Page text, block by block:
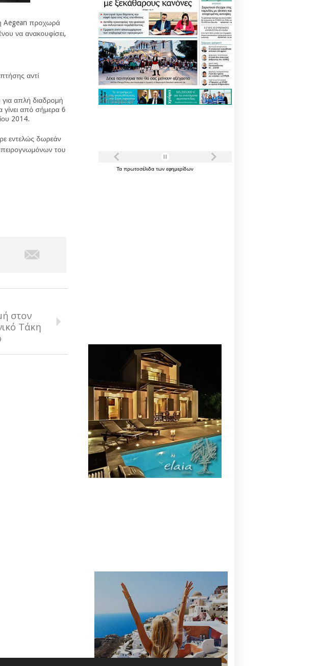
Aegean προχωρά
να ανακουφίσει,
αντί
για απλή διαδρομή
από σήμερα 6
2014.
εντελώς δωρεάν
του
στον
Τάκη
Τα πρωτοσέλιδα των εφημερίδων